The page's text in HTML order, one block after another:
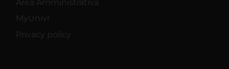
Area Amministrativa
MyUnivr
Privacy policy